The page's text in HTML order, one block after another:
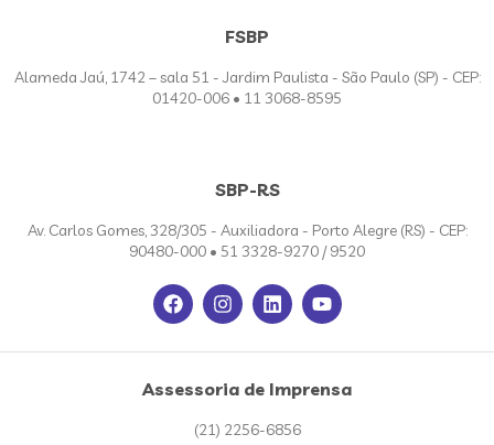
FSBP
Alameda Jaú, 1742 – sala 51 - Jardim Paulista - São Paulo (SP) - CEP:
01420-006 • 11 3068-8595
SBP-RS
Av. Carlos Gomes, 328/305 - Auxiliadora - Porto Alegre (RS) - CEP:
90480-000 • 51 3328-9270 / 9520
Assessoria de Imprensa
(21) 2256-6856